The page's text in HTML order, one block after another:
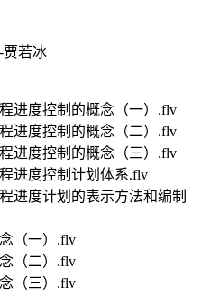
贾若冰
进度控制的概念（一）.flv
进度控制的概念（二）.flv
进度控制的概念（三）.flv
进度控制计划体系.flv
进度计划的表示方法和编制
（一）.flv
（二）.flv
（三）.flv